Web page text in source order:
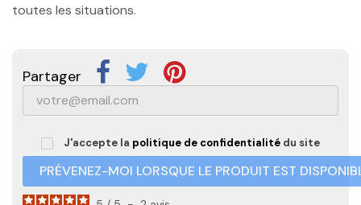
toutes les situations.
Partager
J'accepte la politique de confidentialité du site
PRÉVENEZ-MOI LORSQUE LE PRODUIT EST